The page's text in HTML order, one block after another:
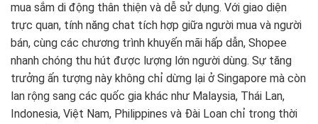
mua sắm di động thân thiện và dễ sử dụng. Với giao diện
trực quan, tính năng chat tích hợp giữa người mua và người
bán, cùng các chương trình khuyến mãi hấp dẫn, Shopee
nhanh chóng thu hút được lượng lớn người dùng. Sự tăng
trưởng ấn tượng này không chỉ dừng lại ở Singapore mà còn
lan rộng sang các quốc gia khác như Malaysia, Thái Lan,
Indonesia, Việt Nam, Philippines và Đài Loan chỉ trong thời